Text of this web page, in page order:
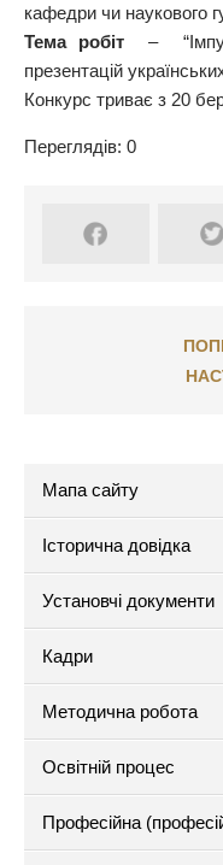
кафедри чи наукового
Тема робіт –
презентацій
Конкурс триває з 20
Переглядів: 0
Мапа сайту
Історична довідка
Установчі документи
Кадри
Методична робота
Освітній процес
Професійна